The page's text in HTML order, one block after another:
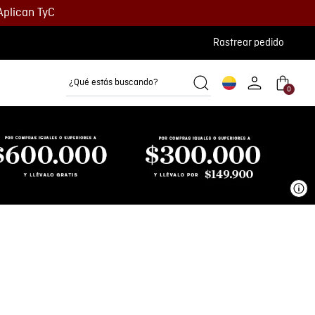
TyC
Rastrear pedido
¿Qué estás buscando?
0